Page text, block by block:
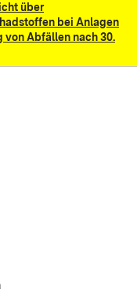
über
bei Anlagen
von Abfällen nach 30.